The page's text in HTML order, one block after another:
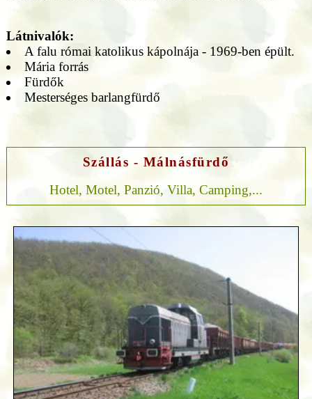
Látnivalók:
A falu római katolikus kápolnája - 1969-ben épült.
Mária forrás
Fürdők
Mesterséges barlangfürdő
Szállás - Málnásfürdő
Hotel, Motel, Panzió, Villa, Camping,...